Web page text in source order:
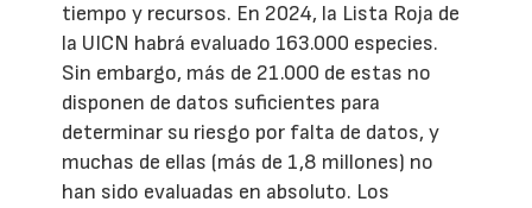
tiempo y recursos. En 2024, la Lista Roja de
la UICN habrá evaluado 163.000 especies.
Sin embargo, más de 21.000 de estas no
disponen de datos suficientes para
determinar su riesgo por falta de datos, y
muchas de ellas (más de 1,8 millones) no
han sido evaluadas en absoluto. Los